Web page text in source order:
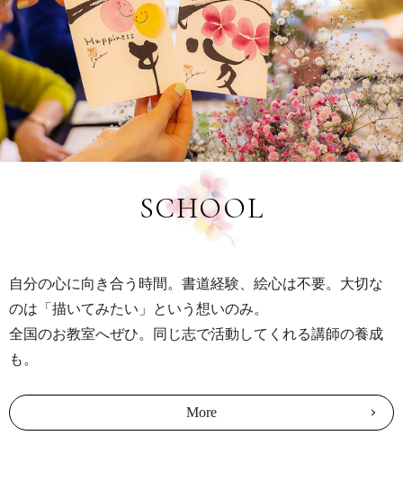
SCHOOL
自分の心に向き合う時間。書道経験、絵心は不要。大切な
のは「描いてみたい」という想いのみ。
全国のお教室へぜひ。同じ志で活動してくれる講師の養成
も。
More